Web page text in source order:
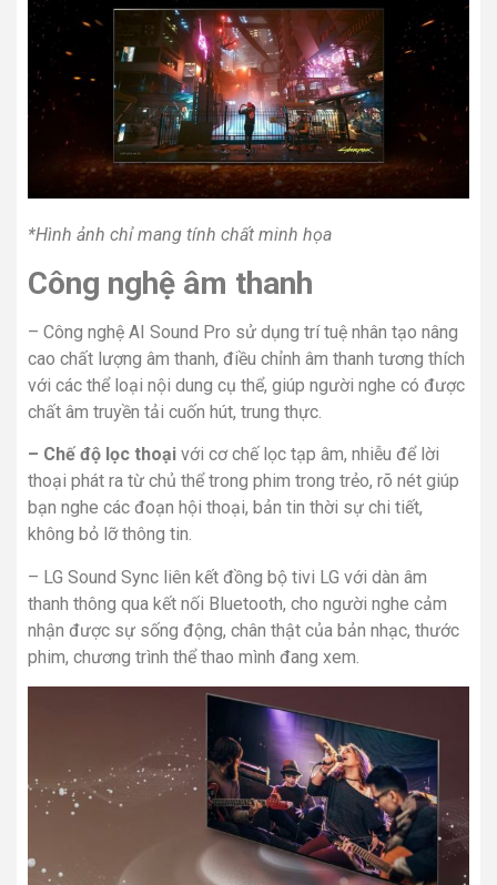
*Hình ảnh chỉ mang tính chất minh họa
Công nghệ âm thanh
– Công nghệ AI Sound Pro sử dụng trí tuệ nhân tạo nâng
cao chất lượng âm thanh, điều chỉnh âm thanh tương thích
với các thể loại nội dung cụ thể, giúp người nghe có được
chất âm truyền tải cuốn hút, trung thực
– Chế độ lọc thoại với cơ chế lọc tạp âm, nhiễu để lời
thoại phát ra từ chủ thể trong phim trong trẻo, rõ nét giúp
bạn nghe các đoạn hội thoại, bản tin thời sự chi tiết,
không bỏ lỡ thông tin.
– LG Sound Sync liên kết đồng bộ tivi LG với dàn âm
thanh thông qua kết nối Bluetooth, cho người nghe cảm
nhận được sự sống động, chân thật của bản nhạc, thước
phim, chương trình thể thao mình đang xem.